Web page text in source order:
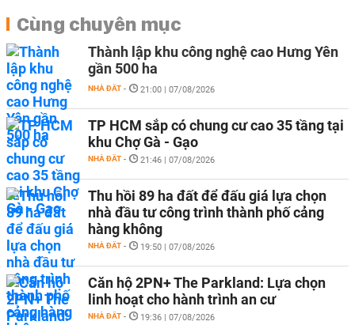
Cùng chuyên mục
Thành lập khu công nghệ cao Hưng Yên
gần 500 ha
NHÀ ĐẤT - 21:00 | 07/08/2026
TP HCM sắp có chung cư cao 35 tầng tại
khu Chợ Gà - Gạo
NHÀ ĐẤT - 21:46 | 07/08/2026
Thu hồi 89 ha đất để đấu giá lựa chọn
nhà đầu tư công trình thành phố cảng
hàng không
NHÀ ĐẤT - 19:50 | 07/08/2026
Căn hộ 2PN+ The Parkland: Lựa chọn
linh hoạt cho hành trình an cư
NHÀ ĐẤT - 19:36 | 07/08/2026